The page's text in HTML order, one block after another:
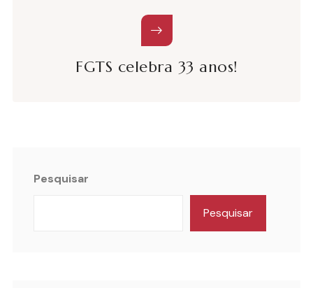
FGTS celebra 33 anos!
Pesquisar
Pesquisar